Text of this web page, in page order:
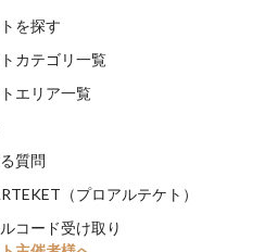
を探す
カテゴリ一覧
エリア一覧
質問
（プロアルテケト）
コード受け取り